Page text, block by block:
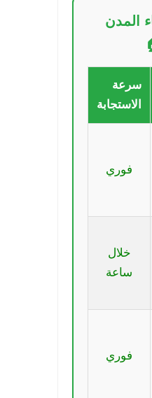
المدن
سرعة
الاستجابة
فوري
خلال
ساعة
فوري